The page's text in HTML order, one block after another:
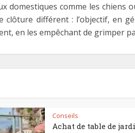
domestiques comme les chiens
clôture différent : l’objectif, en
en les empêchant de grimper
Conseils
Achat de table de